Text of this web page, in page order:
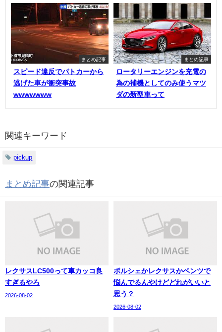
まとめ記事
スピード違反でパトカーから
逃げた車が衝突事故
wwwwwww
まとめ記事
ロータリーエンジンを充電の
為の補機としてのみ使うマツ
ダの新型車って
関連キーワード
pickup
まとめ記事の関連記事
レクサスLC500って車カッコ良
すぎるやろ
2026-08-02
ポルシェかレクサスかベンツで
悩んでるんやけどどれがいいと
思う？
2026-08-02